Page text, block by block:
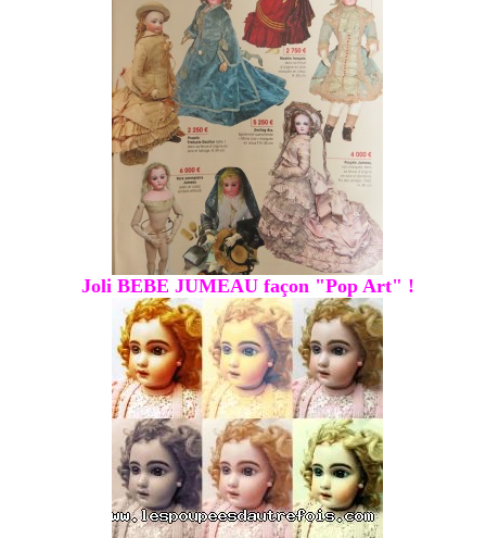
Joli BEBE JUMEAU façon "Pop Art" !